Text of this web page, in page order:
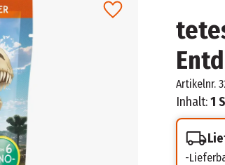
Artikelnr.
Inhalt:1